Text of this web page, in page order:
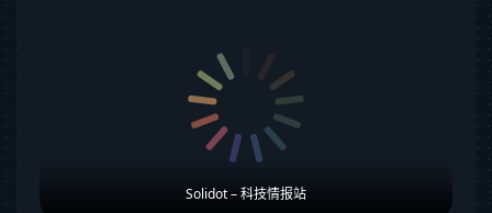
Solidot – 科技情报站